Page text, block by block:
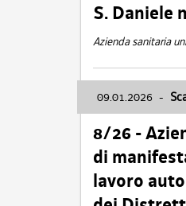
S. Daniele
Azienda sanitaria
09.01.2026 -
8/26 -
di
lavoro